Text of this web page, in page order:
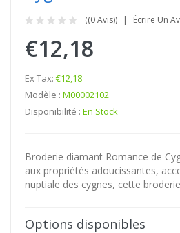
((0 Avis)) Écrire Un
€12,18
Ex Tax: €12,18
Modèle : M00002102
Disponibilité : En Stock
Broderie diamant Romance de
aux propriétés adoucissantes,
nuptiale des cygnes, cette
Options disponibles